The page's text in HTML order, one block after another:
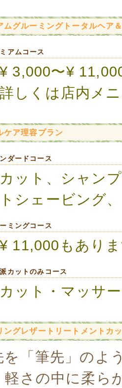
ムグルーミングトータルヘア
アムコース
¥ 3,000〜¥
詳しくは店内メ
ケア理容プラン
ダードコース
カット、シャン
トシェービング
ミングコース
¥ 11,000もあり
カットのみコース
カット・マッサ
ングレザートリートメントカ
を「筆先」のよ
軽さの中に柔ら